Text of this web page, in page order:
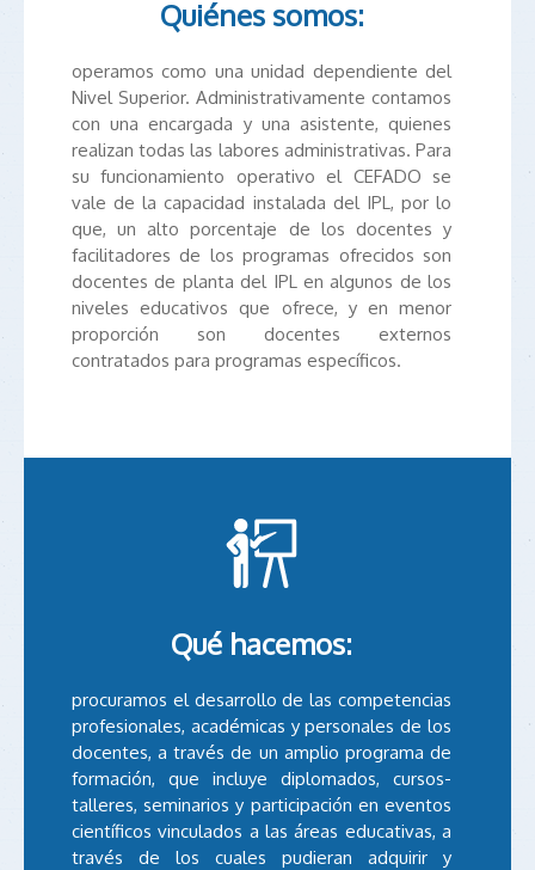
Quiénes somos:
operamos como una unidad dependiente del
Nivel Superior. Administrativamente contamos
con una encargada y una asistente, quienes
realizan todas las labores administrativas. Para
su funcionamiento operativo el CEFADO se
vale de la capacidad instalada del IPL, por lo
que, un alto porcentaje de los docentes y
facilitadores de los programas ofrecidos son
docentes de planta del IPL en algunos de los
niveles educativos que ofrece, y en menor
proporción son docentes externos
contratados para programas específicos.
Qué hacemos:
procuramos el desarrollo de las competencias
profesionales, académicas y personales de los
docentes, a través de un amplio programa de
formación, que incluye diplomados, cursos-
talleres, seminarios y participación en eventos
científicos vinculados a las áreas educativas, a
través de los cuales pudieran adquirir y